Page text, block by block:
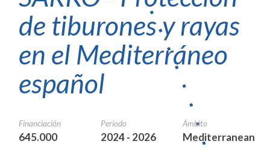
de tiburones y rayas
en el Mediterráneo
español
Financiación
645.000
Periodo
2024 - 2026
Ámbito
Mediterranean